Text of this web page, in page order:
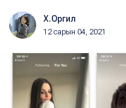
Х.Оргил
12 сарын 04, 2021